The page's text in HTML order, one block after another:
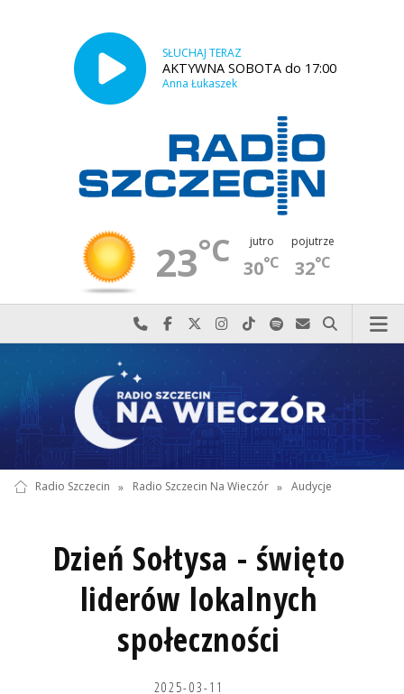
SŁUCHAJ TERAZ
AKTYWNA SOBOTA do 17:00
Anna Łukaszek
23°C jutro
30°C
pojutrze
32°C
Najlepiej po prostu do nas zadzwoń
Odwiedź nas na Facebook-u
Odwiedź nas na X
Odwiedź nas na Instagram-ie
Odwiedź nas na TikTok-u
Szukaj nas na Spotify
Wyślij do nas
Szukaj
Radio Szczecin » Radio Szczecin Na Wieczór » Audycje
Dzień Sołtysa - święto
liderów lokalnych
społeczności
2025-03-11